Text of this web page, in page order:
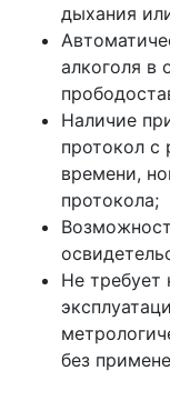
дыхания
алкоголя в
Наличие
протокол с
времени,
протокола;
Не требует
без